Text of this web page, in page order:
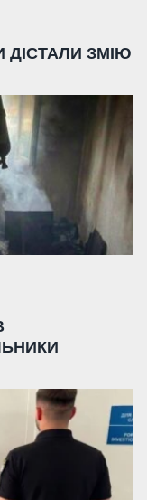
ДІСТАЛИ ЗМІЮ